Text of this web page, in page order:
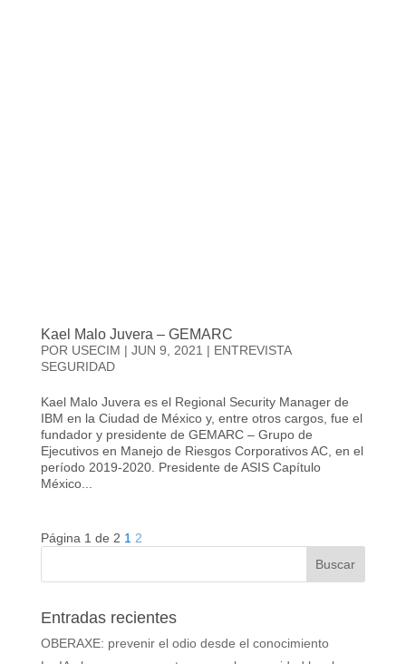
Kael Malo Juvera – GEMARC
POR USECIM | JUN 9, 2021 | ENTREVISTA
SEGURIDAD
Kael Malo Juvera es el Regional Security Manager de
IBM en la Ciudad de México y, entre otros cargos, fue el
fundador y presidente de GEMARC – Grupo de
Ejecutivos en Manejo de Riesgos Corporativos AC, en el
período 2019-2020. Presidente de ASIS Capítulo
México...
Página 1 de 2 1 2
Entradas recientes
OBERAXE: prevenir el odio desde el conocimiento